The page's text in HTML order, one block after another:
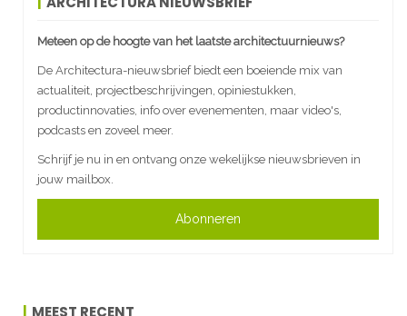
Meteen op de hoogte van het laatste architectuurnieuws?
De Architectura-nieuwsbrief biedt een boeiende mix van
actualiteit, projectbeschrijvingen, opiniestukken,
productinnovaties, info over evenementen, maar video's,
podcasts en zoveel meer.
Schrijf je nu in en ontvang onze wekelijkse nieuwsbrieven in
jouw mailbox.
Abonneren